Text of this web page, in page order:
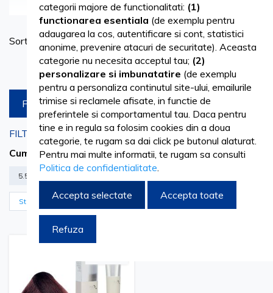
Intra in lumea posibilitatilor nelimitate cu gama noastra de
produse profesionale pentru colorarea si decolorarea
parului. La Vetro Design, suntem dedicati sa oferim
saloanelor de coafura si profesionistilor din domeniu
instrumentele de care au nevoie pentru a-si dezlantui
creativitatea si a obtine rezultate uimitoare. Cu o paleta
extinsa de 127 de culori de par, incluzand 90 de nuante, 9
decolorante, 8 culori mixte, 8 nuante metalice, 5 culori
creative si 7 nuante de toner, aveti libertatea de a va
exprima stilul unic si de a raspunde dorintelor fiecarui client.
Sortare dupa
Produse pe pagina
FILTREAZA
FILTRARI CURENTE
Cumpara acum de la
5.5 SATEN MAHON DESCHIS
Sterge filtrele
la
Lista
pentru
comparare
categorii majore de functionalitati: (1)
functionarea esentiala (de exemplu pentru
adaugarea la cos, autentificare si cont, statistici
anonime, prevenire atacuri de securitate). Aceasta
categorie nu necesita acceptul tau; (2)
personalizare si imbunatatire (de exemplu
pentru a personaliza continutul site-ului, emailurile
trimise si reclamele afisate, in functie de
preferintele si comportamentul tau. Daca pentru
tine e in regula sa folosim cookies din a doua
categorie, te rugam sa dai click pe butonul alaturat.
Pentru mai multe informatii, te rugam sa consulti
Politica de confidentialitate.
Accepta selectate Accepta toate
Refuza